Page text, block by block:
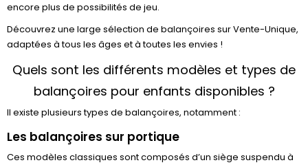
encore plus de possibilités de jeu.
Découvrez une large sélection de balançoires sur Vente-Unique,
adaptées à tous les âges et à toutes les envies !
Quels sont les différents modèles et types de
balançoires pour enfants disponibles ?
Il existe plusieurs types de balançoires, notamment :
Les balançoires sur portique
Ces modèles classiques sont composés d’un siège suspendu à